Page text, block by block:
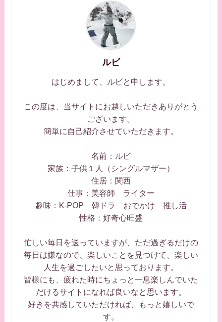
ルビ
はじめまして、ルビと申します。
この度は、当サイトにお越しいただきありがとう
ございます。
簡単に自己紹介させていただきます。
名前：ルビ
家族：子供１人（シングルマザー）
住居：関西
仕事：美容師 ライター
趣味：K-POP 韓ドラ おでかけ 推し活
性格：好奇心旺盛
忙しい毎日を送っていますが、ただ過ぎるだけの
毎日は嫌なので、楽しいことを見つけて、楽しい
人生を過ごしたいと思っております。
皆様にも、疲れた時にちょっと一息楽しんでいた
だけるサイトになれば良いなと思います。
好きを共感していただければ、もっと嬉しいで
す。